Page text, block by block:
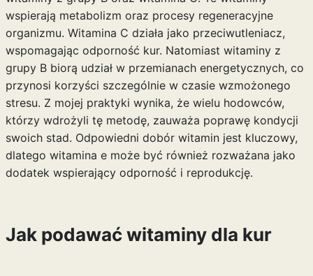
wspierają metabolizm oraz procesy regeneracyjne
organizmu. Witamina C działa jako przeciwutleniacz,
wspomagając odporność kur. Natomiast witaminy z
grupy B biorą udział w przemianach energetycznych, co
przynosi korzyści szczególnie w czasie wzmożonego
stresu. Z mojej praktyki wynika, że wielu hodowców,
którzy wdrożyli tę metodę, zauważa poprawę kondycji
swoich stad. Odpowiedni dobór witamin jest kluczowy,
dlatego witamina emoże być również rozważana jako
dodatek wspierający odporność i reprodukcję.
Jak podawać witaminy dla kur